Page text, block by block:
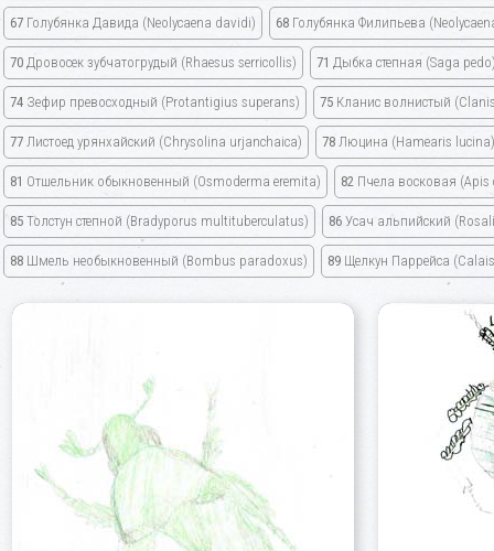
67 Голубянка Давида (Neolycaena davidi) 68 Голубянка Филипьева
70 Дровосек зубчатогрудый (Rhaesus serricollis) 71 Дыбка степная (Saga
74 Зефир превосходный (Protantigius superans) 75 Кланис волнистый
77 Листоед урянхайский (Chrysolina urjanchaica) 78 Люцина (Hamearis lucina)
81 Отшельник обыкновенный (Osmoderma eremita) 82 Пчела восковая (Apis
85 Толстун степной (Bradyporus multituberculatus) 86 Усач альпийский
88 Шмель необыкновенный (Bombus paradoxus) 89 Щелкун Паррейса